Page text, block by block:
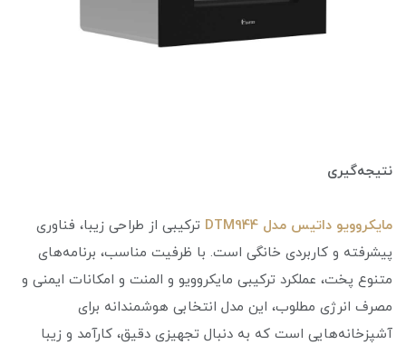
نتیجه‌گیری
مایکروویو داتیس مدل DTM944
ترکیبی از طراحی زیبا، فناوری
پیشرفته و کاربردی خانگی است. با ظرفیت مناسب، برنامه‌های
متنوع پخت، عملکرد ترکیبی مایکروویو و المنت و امکانات ایمنی و
مصرف انرژی مطلوب، این مدل انتخابی هوشمندانه برای
آشپزخانه‌هایی است که به دنبال تجهیزی دقیق، کارآمد و زیبا